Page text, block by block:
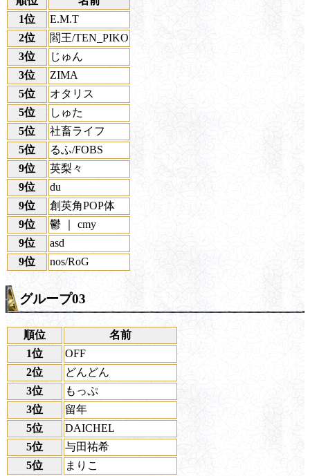
1位
E.M.T
2位
閻王/TEN_PIKO
3位
じゅん
3位
ZIMA
5位
オタリス
5位
しゅた
5位
社畜ライフ
5位
るふ/FOBS
9位
英梨々
9位
du
9位
創英角POP体
9位
鬱 ｜ cmy
9位
asd
9位
nos/RoG
グループ03
順位
名前
1位
OFF
2位
どんどん
3位
もっぷ
3位
留年
5位
DAICHEL
5位
与田祐希
5位
まりこ